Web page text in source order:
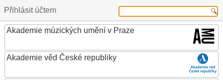
Přihlásit účtem
Akademie múzických umění v Praze
Akademie věd České republiky